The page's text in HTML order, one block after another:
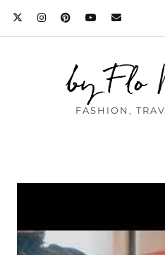
by Flo
FASHION,